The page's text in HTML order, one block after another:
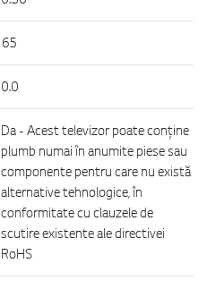
65
0.0
Da - Acest televizor poate conţine
plumb numai în anumite piese sau
componente pentru care nu există
alternative tehnologice, în
conformitate cu clauzele de
scutire existente ale directivei
RoHS